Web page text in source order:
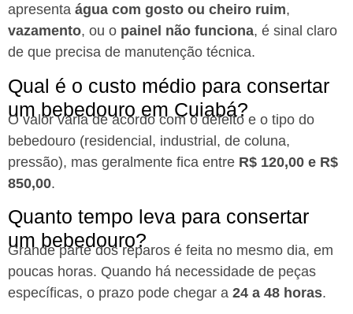
apresenta água com gosto ou cheiro ruim,
vazamento, ou o painel não funciona, é sinal claro
de que precisa de manutenção técnica.
Qual é o custo médio para consertar
um bebedouro em Cuiabá?​
O valor varia de acordo com o defeito e o tipo do
bebedouro (residencial, industrial, de coluna,
pressão), mas geralmente fica entre R$ 120,00 e R$
850,00.
Quanto tempo leva para consertar
um bebedouro?​
Grande parte dos reparos é feita no mesmo dia, em
poucas horas. Quando há necessidade de peças
específicas, o prazo pode chegar a 24 a 48 horas.